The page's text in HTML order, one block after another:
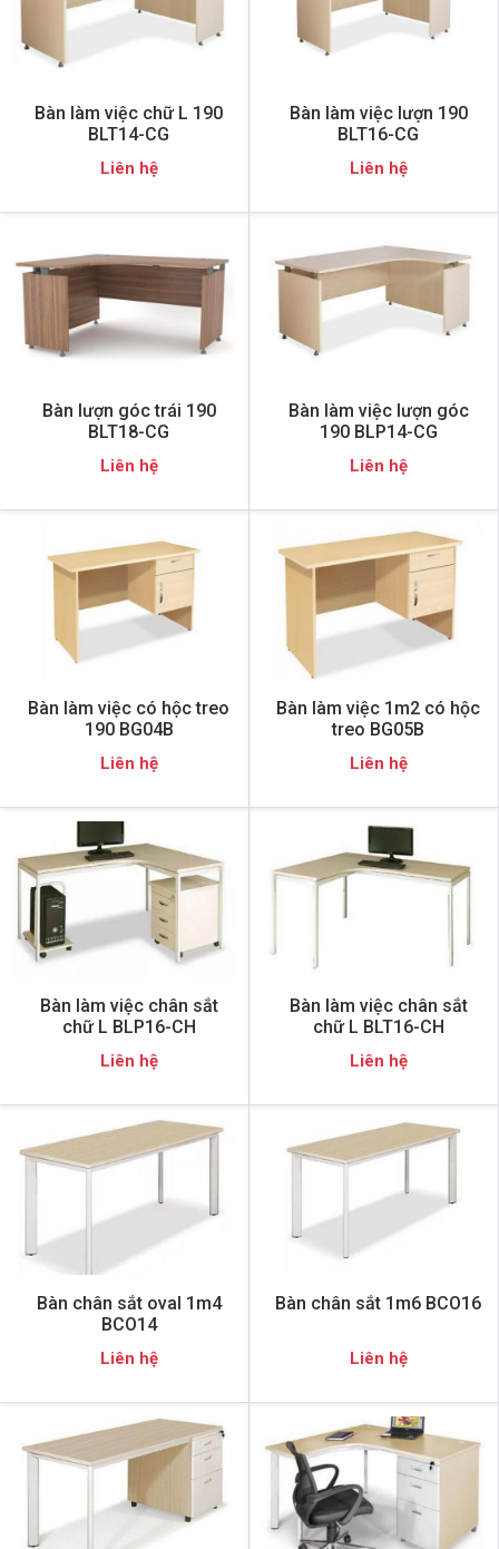
Bàn làm việc chữ L 190
BLT14-CG
Liên hệ
Bàn làm việc lượn 190
BLT16-CG
Liên hệ
Bàn lượn góc trái 190
BLT18-CG
Liên hệ
Bàn làm việc lượn góc
190 BLP14-CG
Liên hệ
Bàn làm việc có hộc treo
190 BG04B
Liên hệ
Bàn làm việc 1m2 có hộc
treo BG05B
Liên hệ
Bàn làm việc chân sắt
chữ L BLP16-CH
Liên hệ
Bàn làm việc chân sắt
chữ L BLT16-CH
Liên hệ
Bàn chân sắt oval 1m4
BCO14
Liên hệ
Bàn chân sắt 1m6 BCO16
Liên hệ